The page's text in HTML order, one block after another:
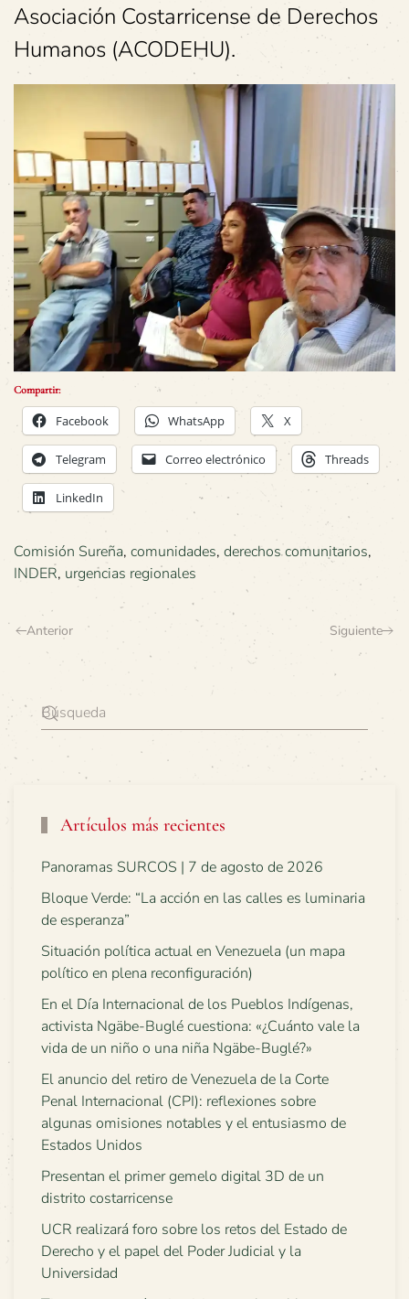
Asociación Costarricense de Derechos
Humanos (ACODEHU).
Compartir:
Facebook WhatsApp X
Telegram Correo electrónico Threads
LinkedIn
Comisión Sureña, comunidades, derechos comunitarios,
INDER, urgencias regionales
Anterior Siguiente
Artículos más recientes
Panoramas SURCOS | 7 de agosto de 2026
Bloque Verde: “La acción en las calles es luminaria
de esperanza”
Situación política actual en Venezuela (un mapa
político en plena reconfiguración)
En el Día Internacional de los Pueblos Indígenas,
activista Ngäbe-Buglé cuestiona: «¿Cuánto vale la
vida de un niño o una niña Ngäbe-Buglé?»
El anuncio del retiro de Venezuela de la Corte
Penal Internacional (CPI): reflexiones sobre
algunas omisiones notables y el entusiasmo de
Estados Unidos
Presentan el primer gemelo digital 3D de un
distrito costarricense
UCR realizará foro sobre los retos del Estado de
Derecho y el papel del Poder Judicial y la
Universidad